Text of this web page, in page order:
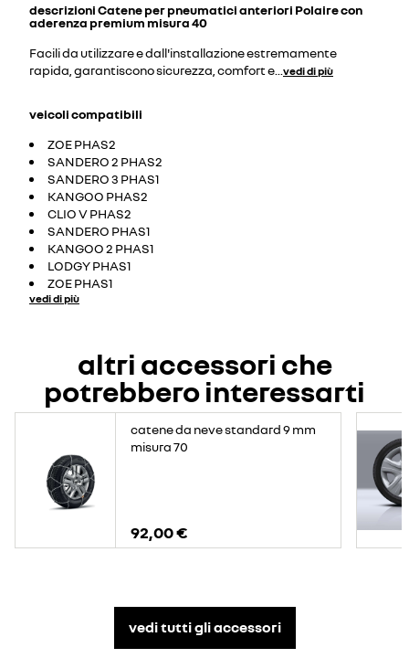
descrizioniCatene per pneumatici anteriori Polaire con
aderenza premium misura 40
Facili da utilizzare e dall'installazione estremamente
rapida, garantiscono sicurezza, comfort e vedi di più
veicoli compatibili
ZOE PHAS2
SANDERO 2 PHAS2
SANDERO 3 PHAS1
KANGOO PHAS2
CLIO V PHAS2
SANDERO PHAS1
KANGOO 2 PHAS1
LODGY PHAS1
ZOE PHAS1
vedi di più
altri accessori che
potrebbero interessarti
catene da neve standard 9 mm
misura 70
92,00 €
vedi tutti gli accessori​